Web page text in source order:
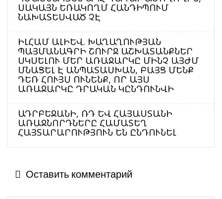
ՍԱԿԱՅՆ ԵՌԱԿՈՂՄ ՀԱՆԴԻՊՈՒՄ
ՆԱԽԱՏԵՍՎԱԾ ՉԷ
ԻԼՀԱՄ ԱԼԻԵՎ. ԽԱՂԱՂՈՒԹՅԱՆ
ՊԱՅՄԱՆԱԳՐԻ ՇՈՒՐՋ ԱՇԽԱՏԱՆՔՆԵՐ
ՍԿՍԵԼՈՒ ՄԵՐ ԱՌԱՋԱՐԿԸ ՄԻՆՉ ԱՅԺՄ
ՄՆԱՑԵԼ Է ԱՆՊԱՏԱՍԽԱՆ, ԲԱՅՑ ՄԵՆՔ
ԴԵՌ ՀՈՒՅՍ ՈՒՆԵՆՔ, ՈՐ ԱՅՍ
ԱՌԱՋԱՐԿԸ ԴՐԱԿԱՆ ԿԸՆԴՈՒՆՎԻ
ԱԴՐԲԵՋԱՆԻ, ՌԴ ԵՎ ՀԱՅԱՍՏԱՆԻ
ԱՌԱՋՆՈՐԴՆԵՐԸ ՀԱՄԱՏԵՂ
ՀԱՅՏԱՐԱՐՈՒԹՅՈՒՆ ԵՆ ԸՆԴՈՒՆԵԼ
Оставить комментарий